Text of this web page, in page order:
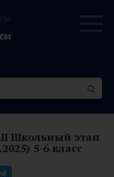
Школьный этап
5-6 класс